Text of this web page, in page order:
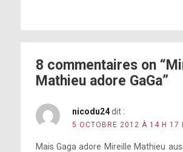
8 commentaires on
Mathieu adore GaGa”
nicodu24 dit :
5 OCTOBRE 2012 À 14 H 17
Mais Gaga adore Mireille Mathieu